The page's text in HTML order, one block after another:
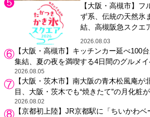
【大阪・高槻市】フ
ず系、伝統の天然氷
結、高槻阪急スクエ
り
2026.08.03
【大阪・高槻市】キッチンカー延べ100
集結、夏の夜を満喫する4日間のグルメイ
2026.08.05
【大阪・茨木市】南大阪の青木松風庵が
目、大阪・茨木でも“焼きたて”の月化粧
2026.08.02
【京都初上陸】JR京都駅に「ちいかわ